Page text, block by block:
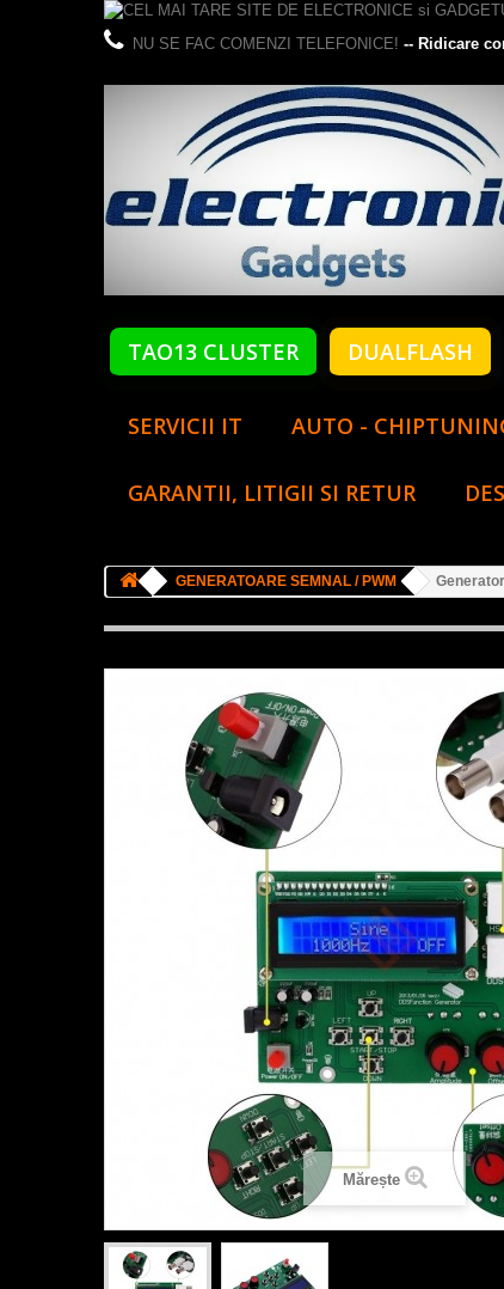
NU SE FAC COMENZI TELEFONICE! -- Ridicare
TAO13 CLUSTER DUALFLASH
SERVICII IT AUTO -
GARANTII, LITIGII SI RETUR
GENERATOARE SEMNAL / PWM
Mărește